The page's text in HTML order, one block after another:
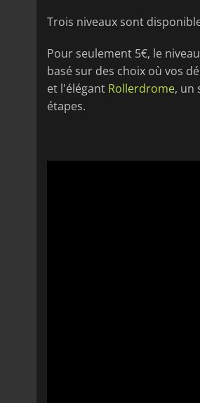
Trois niveaux sont
Pour seulement 5€, le
basé sur des choix où vos
et l'élégant Rollerdrome, un
étapes.